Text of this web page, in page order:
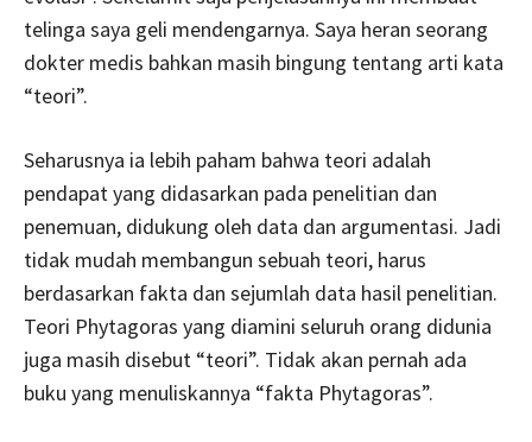
telinga saya geli mendengarnya. Saya heran seorang
dokter medis bahkan masih bingung tentang arti kata
“teori”.
Seharusnya ia lebih paham bahwa teori adalah
pendapat yang didasarkan pada penelitian dan
penemuan, didukung oleh data dan argumentasi. Jadi
tidak mudah membangun sebuah teori, harus
berdasarkan fakta dan sejumlah data hasil penelitian.
Teori Phytagoras yang diamini seluruh orang didunia
juga masih disebut “teori”. Tidak akan pernah ada
buku yang menuliskannya “fakta Phytagoras”.